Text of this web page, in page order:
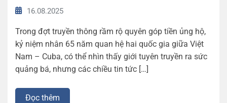
16.08.2025
Trong đợt truyền thông rầm rộ quyên góp tiền ủng hộ,
kỷ niệm nhân 65 năm quan hệ hai quốc gia giữa Việt
Nam – Cuba, có thể nhìn thấy giới tuyên truyền ra sức
quảng bá, nhưng các chiều tin tức […]
Đọc thêm